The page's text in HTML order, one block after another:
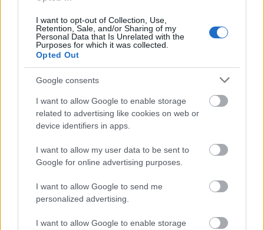
I want to opt-out of Collection, Use,
Retention, Sale, and/or Sharing of my
Personal Data that Is Unrelated with the
Purposes for which it was collected.
Opted Out
Google consents
I want to allow Google to enable storage
related to advertising like cookies on web or
device identifiers in apps.
I want to allow my user data to be sent to
Google for online advertising purposes.
I want to allow Google to send me
personalized advertising.
I want to allow Google to enable storage
Sose keseredj el!